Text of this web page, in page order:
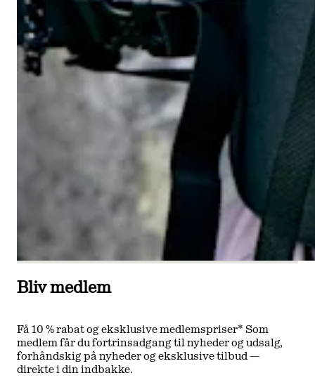
Bliv medlem
Få 10 % rabat og eksklusive medlemspriser* Som
medlem får du fortrinsadgang til nyheder og udsalg,
forhåndskig på nyheder og eksklusive tilbud —
direkte i din indbakke.